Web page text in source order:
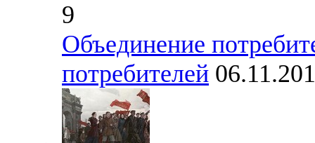
9
Объединение
потребителей